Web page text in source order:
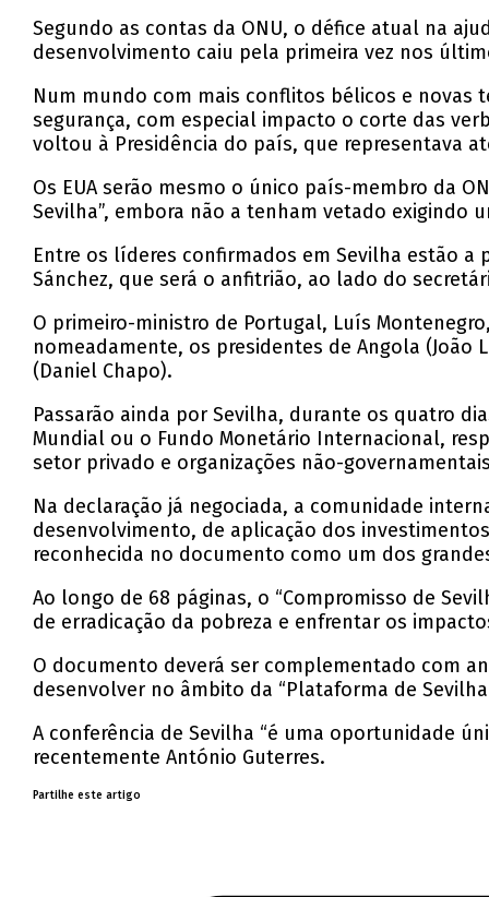
Segundo as contas da ONU, o défice atual na
desenvolvimento caiu pela primeira vez nos
Num mundo com mais conflitos bélicos e novas
segurança, com especial impacto o corte das
voltou à Presidência do país, que representava
Os EUA serão mesmo o único país-membro da
Sevilha”, embora não a tenham vetado exigindo
Entre os líderes confirmados em Sevilha estão a
Sánchez, que será o anfitrião, ao lado do
O primeiro-ministro de Portugal, Luís
nomeadamente, os presidentes de Angola (João
(Daniel Chapo).
Passarão ainda por Sevilha, durante os quatro
Mundial ou o Fundo Monetário Internacional,
setor privado e organizações não-
Na declaração já negociada, a comunidade
desenvolvimento, de aplicação dos
reconhecida no documento como um dos
Ao longo de 68 páginas, o “Compromisso de
de erradicação da pobreza e enfrentar os
O documento deverá ser complementado com
desenvolver no âmbito da “Plataforma de
A conferência de Sevilha “é uma oportunidade
recentemente António Guterres.
Partilhe este artigo